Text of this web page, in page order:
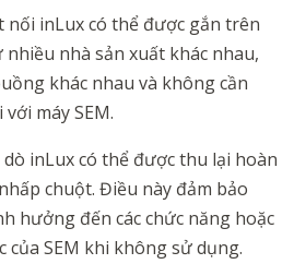
nối inLux có thể được gắn trên
nhiều nhà sản xuất khác nhau,
khác nhau và không cần
máy SEM.
inLux có thể được thu lại hoàn
chuột. Điều này đảm bảo
hưởng đến các chức năng hoặc
của SEM khi không sử dụng.